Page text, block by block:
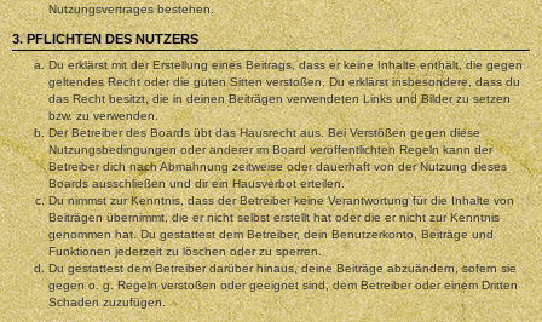
Nutzungsvertrages bestehen.
3. PFLICHTEN DES NUTZERS
Du erklärst mit der Erstellung eines Beitrags, dass er keine Inhalte enthält, die gegen
geltendes Recht oder die guten Sitten verstoßen. Du erklärst insbesondere, dass du
das Recht besitzt, die in deinen Beiträgen verwendeten Links und Bilder zu setzen
bzw. zu verwenden.
Der Betreiber des Boards übt das Hausrecht aus. Bei Verstößen gegen diese
Nutzungsbedingungen oder anderer im Board veröffentlichten Regeln kann der
Betreiber dich nach Abmahnung zeitweise oder dauerhaft von der Nutzung dieses
Boards ausschließen und dir ein Hausverbot erteilen.
Du nimmst zur Kenntnis, dass der Betreiber keine Verantwortung für die Inhalte von
Beiträgen übernimmt, die er nicht selbst erstellt hat oder die er nicht zur Kenntnis
genommen hat. Du gestattest dem Betreiber, dein Benutzerkonto, Beiträge und
Funktionen jederzeit zu löschen oder zu sperren.
Du gestattest dem Betreiber darüber hinaus, deine Beiträge abzuändern, sofern sie
gegen o. g. Regeln verstoßen oder geeignet sind, dem Betreiber oder einem Dritten
Schaden zuzufügen.